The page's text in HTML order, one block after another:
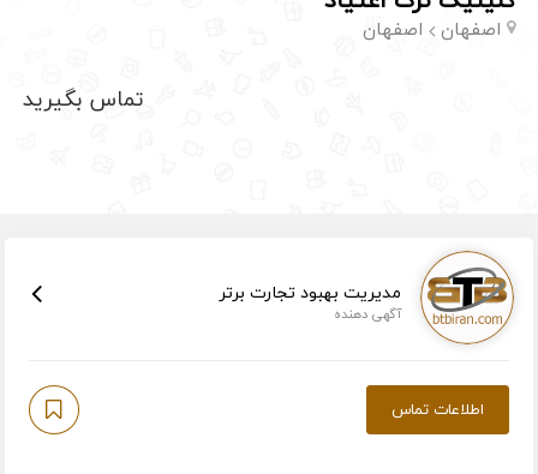
اصفهان اصفهان
تماس بگیرید
مدیریت بهبود تجارت برتر
آگهی دهنده
اطلاعات تماس